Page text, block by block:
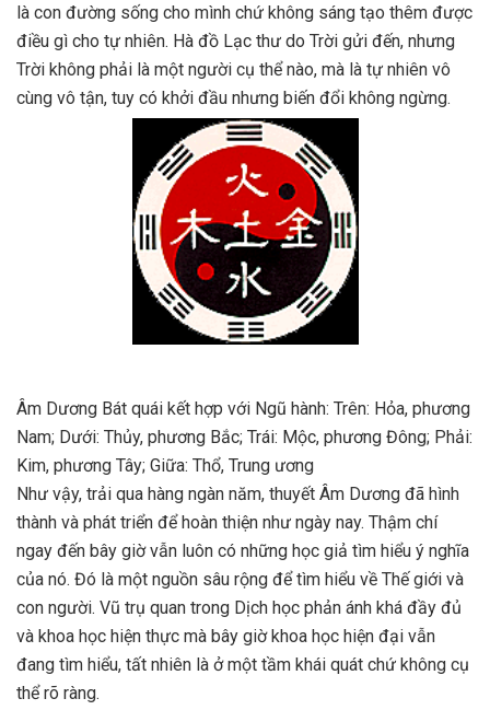
là con đường sống cho mình chứ không sáng tạo thêm được
điều gì cho tự nhiên. Hà đồ Lạc thư do Trời gửi đến, nhưng
Trời không phải là một người cụ thể nào, mà là tự nhiên vô
cùng vô tận, tuy có khởi đầu nhưng biến đổi không ngừng.
Âm Dương Bát quái kết hợp với Ngũ hành: Trên: Hỏa, phương
Nam; Dưới: Thủy, phương Bắc; Trái: Mộc, phương Đông; Phải:
Kim, phương Tây; Giữa: Thổ, Trung ương
Như vậy, trải qua hàng ngàn năm, thuyết Âm Dương đã hình
thành và phát triển để hoàn thiện như ngày nay. Thậm chí
ngay đến bây giờ vẫn luôn có những học giả tìm hiểu ý nghĩa
của nó. Đó là một nguồn sâu rộng để tìm hiểu về Thế giới và
con người. Vũ trụ quan trong Dịch học phản ánh khá đầy đủ
và khoa học hiện thực mà bây giờ khoa học hiện đại vẫn
đang tìm hiểu, tất nhiên là ở một tầm khái quát chứ không cụ
thể rõ ràng.